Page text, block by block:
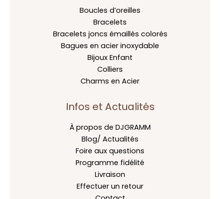
Boucles d’oreilles
Bracelets
Bracelets joncs émaillés colorés
Bagues en acier inoxydable
Bijoux Enfant
Colliers
Charms en Acier
Infos et Actualités
À propos de DJGRAMM
Blog/ Actualités
Foire aux questions
Programme fidélité
Livraison
Effectuer un retour